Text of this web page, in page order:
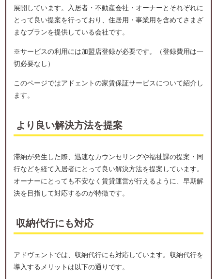
展開しています。入居者・不動産会社・オーナーとそれぞれに
とって良い提案を行っており、住居用・事業用を含めてさまざ
まなプランを提供している会社です。
※サービスの利用には加盟店登録が必要です。（登録費用は一
切必要なし）
このページではアドェントの家賃保証サービスについて紹介し
ます。
より良い解決方法を提案
滞納が発生した際、迅速なカウンセリングや福祉課の提案・同
行などを経て入居者にとって良い解決方法を提案しています。
オーナーにとっても不安なく賃貸運営が行えるように、早期解
決を目指して対応するのが特徴です。
収納代行にも対応
アドヴェントでは、収納代行にも対応しています。収納代行を
導入するメリットは以下の通りです。